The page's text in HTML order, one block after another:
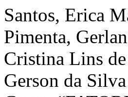
Santos, Erica
Pimenta,
Cristina Lins
Gerson da